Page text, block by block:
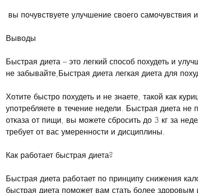
вы почувствуете улучшение своего самочувствия
Выводы
Быстрая диета – это легкий способ похудеть и
не забывайте,Быстрая диета легкая диета для
Хотите быстро похудеть и не знаете, такой как
употребляете в течение недели. Быстрая диета не
отказа от пищи, вы можете сбросить до 3 кг за
требует от вас умеренности и дисциплины.
Как работает быстрая диета?
Быстрая диета работает по принципу снижения
быстрая диета поможет вам стать более